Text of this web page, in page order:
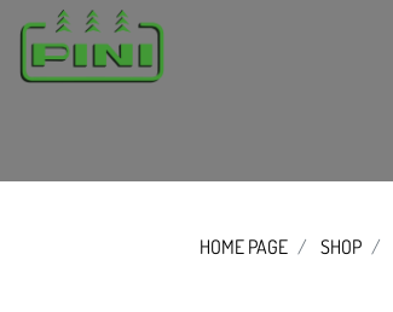
HOME PAGE SHOP